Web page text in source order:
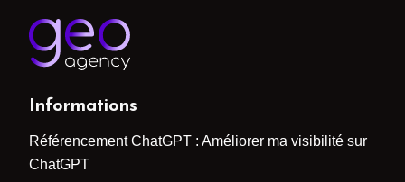
Informations
Référencement ChatGPT : Améliorer ma visibilité sur
ChatGPT